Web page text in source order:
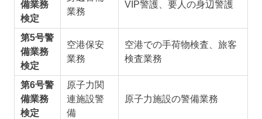
備業務
検定
業務
VIP警護、要人の身辺警護
第5号警
備業務
検定
空港保安
業務
空港での手荷物検査、旅客
検査業務
第6号警
備業務
検定
原子力関
連施設警
備
原子力施設の警備業務